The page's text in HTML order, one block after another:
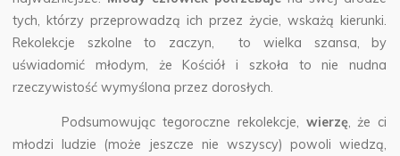
tych, którzy przeprowadzą ich przez życie, wskażą kierunki.
Rekolekcje szkolne to zaczyn, to wielka szansa, by
uświadomić młodym, że Kościół i szkoła to nie nudna
rzeczywistość wymyślona przez dorosłych.
Podsumowując tegoroczne rekolekcje, wierzę, że ci
młodzi ludzie (może jeszcze nie wszyscy) powoli wiedzą,